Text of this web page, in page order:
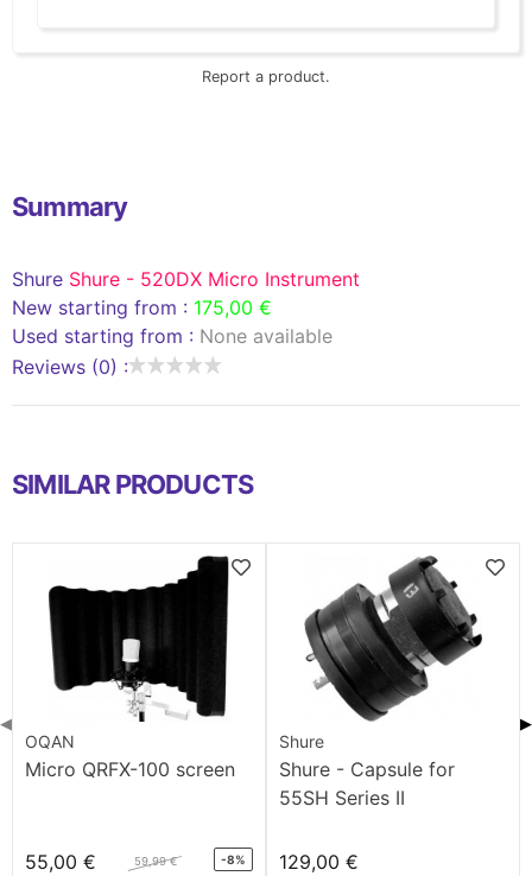
Report a product.
Summary
Shure Shure - 520DX Micro Instrument
New starting from : 175,00 €
Used starting from : None available
Reviews (0) :
SIMILAR PRODUCTS
OQAN
Micro QRFX-100 screen
55,00 € 59,99 € -8%
Shure
Shure - Capsule for
55SH Series II
129,00 €
◀ ▶